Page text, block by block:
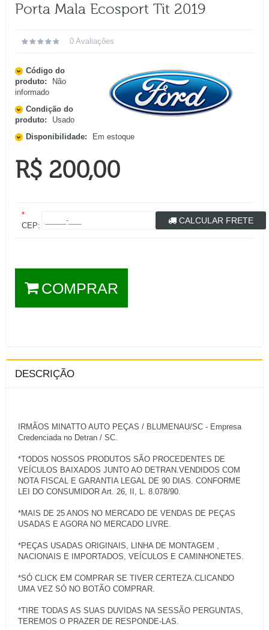
Porta Mala Ecosport Tit 2019
0 Avaliações
Código do
produto:
Não
informado
Condição do
produto:
Usado
Disponibilidade:
Em estoque
R$ 200,00
*
CEP:
CALCULAR FRETE
COMPRAR
DESCRIÇÃO
IRMÃOS MINATTO AUTO PEÇAS / BLUMENAU/SC - Empresa
Credenciada no Detran / SC.
*TODOS NOSSOS PRODUTOS SÃO PROCEDENTES DE
VEÍCULOS BAIXADOS JUNTO AO DETRAN.VENDIDOS COM
NOTA FISCAL E GARANTIA LEGAL DE 90 DIAS. CONFORME
LEI DO CONSUMIDOR Art. 26, II, L. 8.078/90.
*MAIS DE 25 ANOS NO MERCADO DE VENDAS DE PEÇAS
USADAS E AGORA NO MERCADO LIVRE.
*PEÇAS USADAS ORIGINAIS, LINHA DE MONTAGEM ,
NACIONAIS E IMPORTADOS, VEÍCULOS E CAMINHONETES.
*SÓ CLICK EM COMPRAR SE TIVER CERTEZA.CLICANDO
UMA VEZ SÓ NO BOTÃO COMPRAR.
*TIRE TODAS AS SUAS DUVIDAS NA SESSÃO PERGUNTAS,
TEREMOS O PRAZER DE RESPONDE-LAS.